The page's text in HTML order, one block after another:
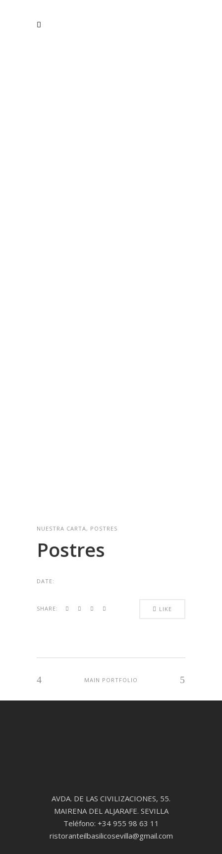
NUESTRA CARTA, POSTRES
Postres
DATE:
SHARE: LIKE
MAIN PORTFOLIO
AVDA. DE LAS CIVILIZACIONES, 55.
MAIRENA DEL ALJARAFE. SEVILLA
Teléfono: +34 955 98 63 11
ristoranteilbasilicosevilla@gmail.com